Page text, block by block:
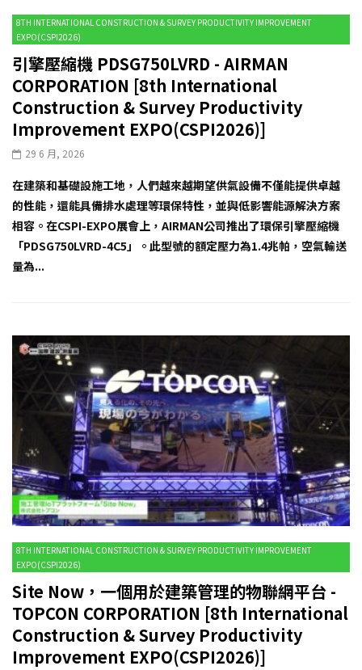
8TH INTERNATIONAL CONSTRUCTION & SURVEY PRODUCTIVITY IMPROVEMENT
EXPO(CSPI2026)
引擎壓縮機 PDSG750LVRD - AIRMAN
CORPORATION [8th International
Construction & Survey Productivity
Improvement EXPO(CSPI2026)]
29 6 月, 2026
在建築和基礎設施工地，人們越來越期望供氣設備不僅能提供卓越
的性能，還能具備排水處理等環保特性，並與低影響能源解決方案
相容。在CSPI-EXPO展會上，AIRMAN公司推出了環保引擎壓縮機
「PDSG750LVRD-4C5」。此型號的額定壓力為1.4兆帕，空氣輸送
量為...
8TH INTERNATIONAL CONSTRUCTION & SURVEY PRODUCTIVITY IMPROVEMENT
EXPO(CSPI2026)
Site Now，一個用於建築管理的物聯網平台 -
TOPCON CORPORATION [8th International
Construction & Survey Productivity
Improvement EXPO(CSPI2026)]